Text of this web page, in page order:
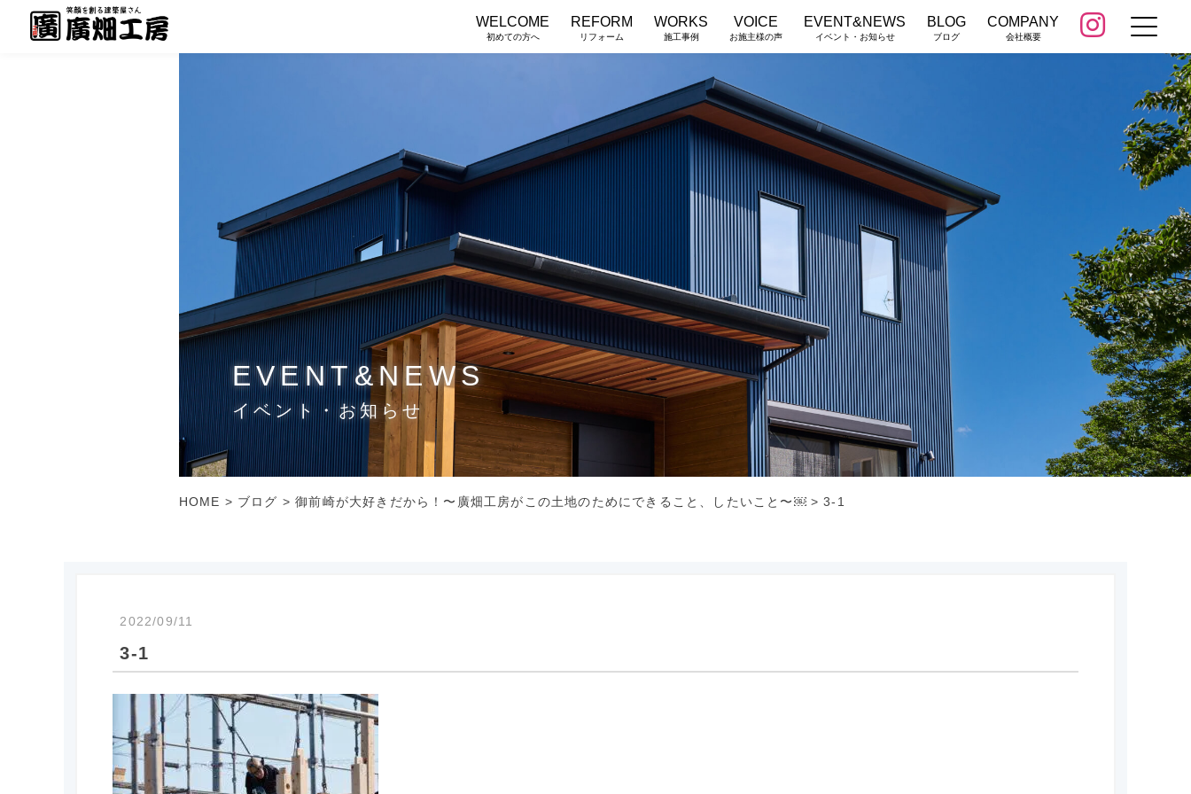
WELCOME
初めての方へ
REFORM
リフォーム
WORKS
施工事例
VOICE
お施主様の声
EVENT&NEWS
イベント・お知らせ
BLOG
ブログ
COMPANY
会社概要
EVENT&NEWS
イベント・お知らせ
HOME > ブログ >御前崎が大好きだから！〜廣畑工房がこの土地のためにできること、したいこと〜￼>3-1
3-1
2022/09/11